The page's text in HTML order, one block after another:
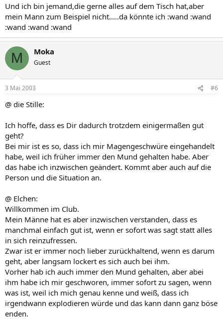
Und ich bin jemand,die gerne alles auf dem Tisch hat,aber
mein Mann zum Beispiel nicht.....da könnte ich :wand :wand
:wand :wand :wand
M Moka
Guest
3 Mai 2003 #6
@ die Stille:
Ich hoffe, dass es Dir dadurch trotzdem einigermaßen gut
geht?
Bei mir ist es so, dass ich mir Magengeschwüre eingehandelt
habe, weil ich früher immer den Mund gehalten habe. Aber
das habe ich inzwischen geändert. Kommt aber auch auf die
Person und die Situation an.
@ Elchen:
Willkommen im Club.
Mein Männe hat es aber inzwischen verstanden, dass es
manchmal einfach gut ist, wenn er sofort was sagt statt alles
in sich reinzufressen.
Zwar ist er immer noch lieber zurückhaltend, wenn es darum
geht, aber langsam lockert es sich auch bei ihm.
Vorher hab ich auch immer den Mund gehalten, aber abei
ihm habe ich mir geschworen, immer sofort zu sagen, wenn
was ist, weil ich mich genau kenne und weiß, dass ich
irgendwann explodieren würde und das kann dann ganz böse
enden.